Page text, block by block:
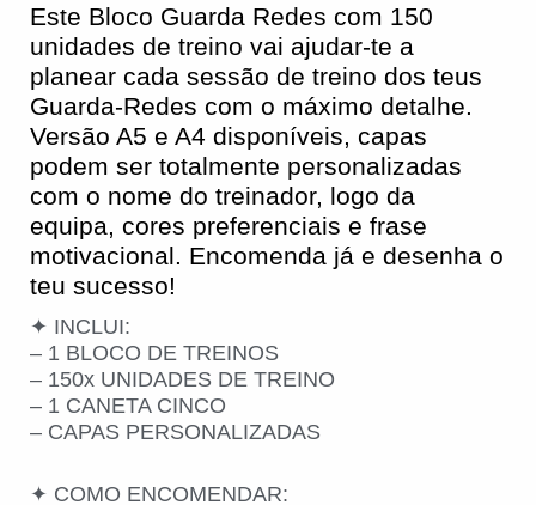
Este Bloco Guarda Redes com 150
unidades de treino vai ajudar-te a
planear cada sessão de treino dos teus
Guarda-Redes com o máximo detalhe.
Versão A5 e A4 disponíveis, capas
podem ser totalmente personalizadas
com o nome do treinador, logo da
equipa, cores preferenciais e frase
motivacional. Encomenda já e desenha o
teu sucesso!
✦ INCLUI:
– 1 BLOCO DE TREINOS
– 150x UNIDADES DE TREINO
– 1 CANETA CINCO
– CAPAS PERSONALIZADAS
✦ COMO ENCOMENDAR: